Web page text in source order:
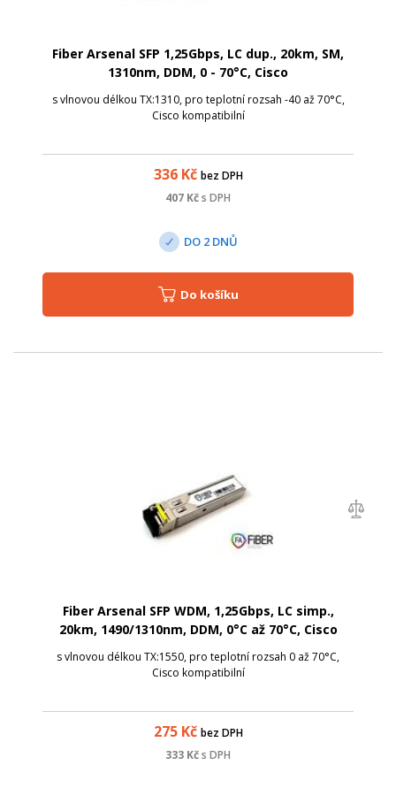
Fiber Arsenal SFP 1,25Gbps, LC dup., 20km, SM,
1310nm, DDM, 0 - 70°C, Cisco
s vlnovou délkou TX:1310, pro teplotní rozsah -40 až 70°C,
Cisco kompatibilní
336Kč bez DPH
407 Kčs DPH
DO 2 DNŮ
Do košíku
Fiber Arsenal SFP WDM, 1,25Gbps, LC simp.,
20km, 1490/1310nm, DDM, 0°C až 70°C, Cisco
s vlnovou délkou TX:1550, pro teplotní rozsah 0 až 70°C,
Cisco kompatibilní
275Kč bez DPH
333 Kčs DPH